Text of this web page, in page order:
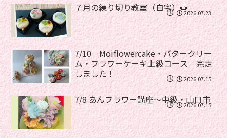
７月の練り切り教室（自宅）🌻2026.07.23
7/10 Moiflowercake・バタークリー
ム・フラワーケーキ上級コース 完走
しました！
2026.07.15
7/8 あんフラワー講座〜中級・山口市
2026.07.15